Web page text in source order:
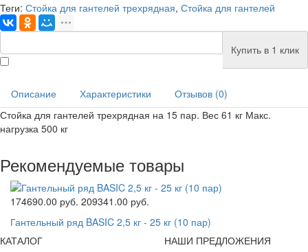
Теги: Стойка для гантелей трехрядная, Стойка для гантелей
Купить в 1 клик
Описание Характеристики
Отзывов (0)
Стойка для гантелей трехрядная на 15 пар. Вес 61 кг Макс.
нагрузка 500 кг
Рекомендуемые товары
174690.00 руб. 209341.00 руб.
Гантельный ряд BASIC 2,5 кг - 25 кг (10 пар)
КАТАЛОГ
НАШИ ПРЕДЛОЖЕНИЯ